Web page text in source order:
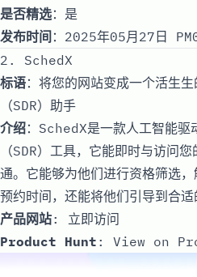
是否精选：是
发布时间 ：2025年05月27日
2. SchedX
标语：将您的网站变成一个活生
（SDR）助手
介绍：SchedX是一款人工智能驱
（SDR）工具，它能即时与访问
通。它能够为他们进行资格筛选
预约时间，还能将他们引导到合适
产品网站: 立即访问
Product Hunt : View on